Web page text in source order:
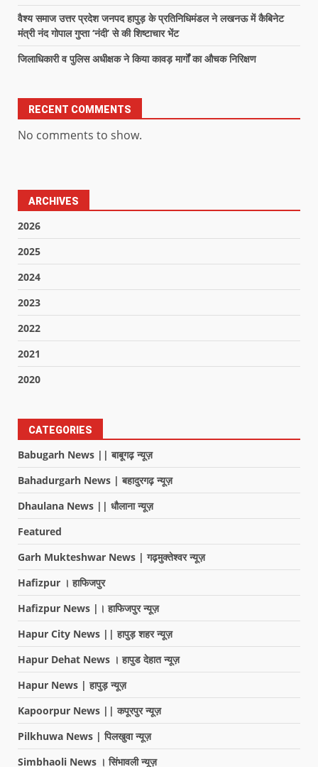
वैश्य समाज उत्तर प्रदेश जनपद हापुड़ के प्रतिनिधिमंडल ने लखनऊ में कैबिनेट
मंत्री नंद गोपाल गुप्ता ‘नंदी’ से की शिष्टाचार भेंट
जिलाधिकारी व पुलिस अधीक्षक ने किया कावड़ मार्गों का औचक निरिक्षण
RECENT COMMENTS
No comments to show.
ARCHIVES
2026
2025
2024
2023
2022
2021
2020
CATEGORIES
Babugarh News || बाबूगढ़ न्यूज़
Bahadurgarh News | बहादुरगढ़ न्यूज़
Dhaulana News || धौलाना न्यूज़
Featured
Garh Mukteshwar News | गढ़मुक्तेश्वर न्यूज़
Hafizpur । हाफिजपुर
Hafizpur News |। हाफिजपुर न्यूज़
Hapur City News || हापुड़ शहर न्यूज़
Hapur Dehat News । हापुड देहात न्यूज़
Hapur News | हापुड़ न्यूज़
Kapoorpur News || कपूरपुर न्यूज़
Pilkhuwa News | पिलखुवा न्यूज़
Simbhaoli News । सिंभावली न्यूज़